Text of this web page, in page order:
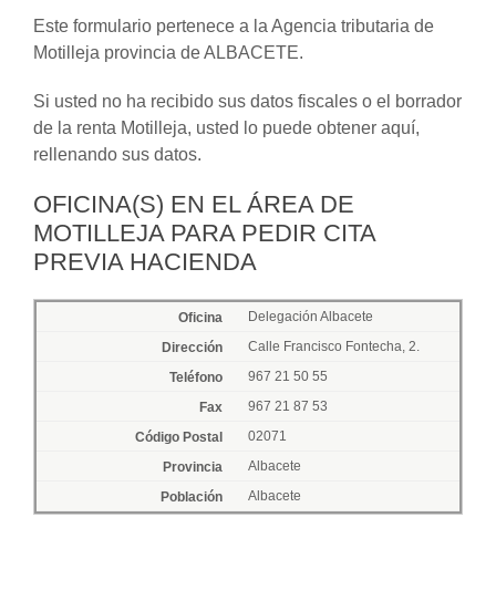
Este formulario pertenece a la Agencia tributaria de
Motilleja provincia de ALBACETE.
Si usted no ha recibido sus datos fiscales o el borrador
de la renta Motilleja, usted lo puede obtener aquí,
rellenando sus datos.
OFICINA(S) EN EL ÁREA DE
MOTILLEJA PARA PEDIR CITA
PREVIA HACIENDA
Delegación Albacete
Calle Francisco Fontecha, 2.
967 21 50 55
967 21 87 53
02071
Albacete
Albacete